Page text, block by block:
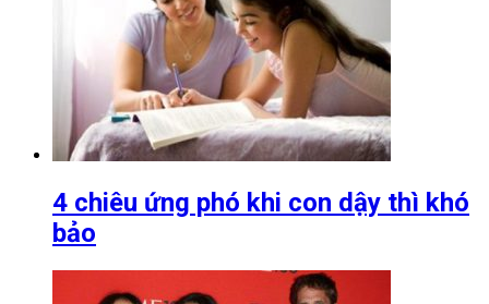
4 chiêu ứng phó khi con dậy thì khó
bảo